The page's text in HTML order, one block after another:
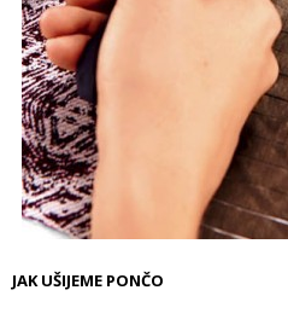
JAK UŠIJEME PONČO